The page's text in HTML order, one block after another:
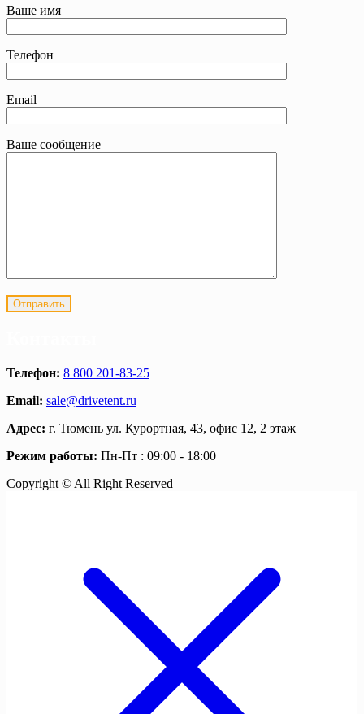
Ваше имя
Телефон
Email
Ваше сообщение
Телефон: 8 800 201-83-25
Email: sale@drivetent.ru
Адрес: г. Тюмень ул. Курортная, 43, офис 12, 2 этаж
Режим работы: Пн-Пт : 09:00 - 18:00
Copyright © All Right Reserved